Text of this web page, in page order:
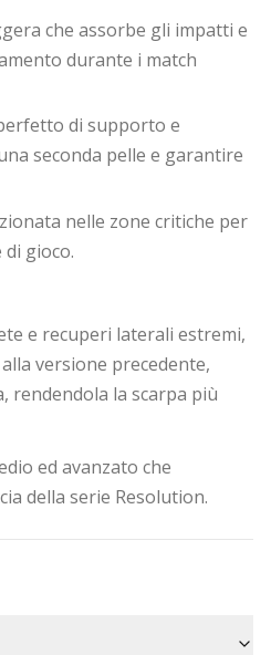
che assorbe gli impatti e
durante i match
di supporto e
seconda pelle e garantire
nelle zone critiche per
gioco.
e recuperi laterali estremi,
versione precedente,
rendendola la scarpa più
ed avanzato che
della serie Resolution.